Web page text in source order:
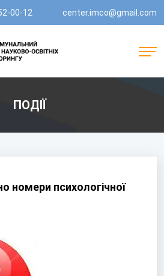
00-12 center.imco@gmail.com
ПОДІЇ
психологічної